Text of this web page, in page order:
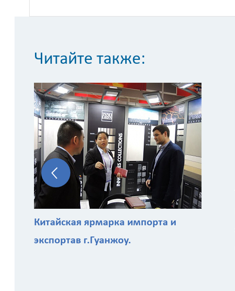
Читайте также:
Китайская ярмарка импорта и
экспортав г.Гуанжоу.